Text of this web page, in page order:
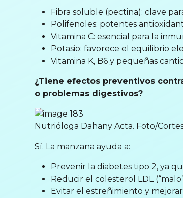
Fibra soluble (pectina): clave
Polifenoles: potentes
Vitamina C: esencial para la
Potasio: favorece el equilibrio
Vitamina K, B6 y pequeñas
¿Tiene efectos preventivos
o problemas digestivos?
Nutrióloga Dahany Acta. Foto/
Sí. La manzana ayuda a:
Prevenir la diabetes tipo 2, ya
Reducir el colesterol LDL
Evitar el estreñimiento y